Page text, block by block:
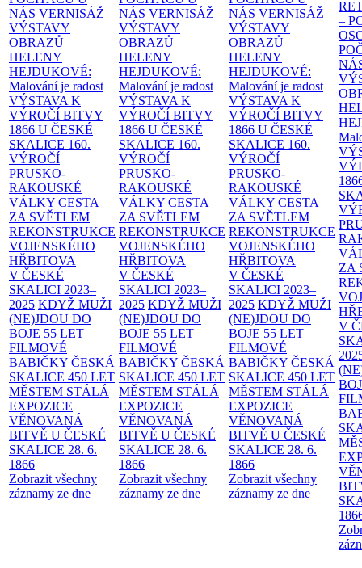
NÁS VERNISÁŽ
VÝSTAVY
OBRAZŮ
HELENY
HEJDUKOVÉ:
Malování je radost
VÝSTAVA K
VÝROČÍ BITVY
1866 U ČESKÉ
SKALICE 160.
VÝROČÍ
PRUSKO-
RAKOUSKÉ
VÁLKY CESTA
ZA SVĚTLEM
REKONSTRUKCE
VOJENSKÉHO
HŘBITOVA
V ČESKÉ
SKALICI 2023–
2025 KDYŽ MUŽI
(NE)JDOU DO
BOJE 55 LET
FILMOVÉ
BABIČKY ČESKÁ
SKALICE 450 LET
MĚSTEM STÁLÁ
EXPOZICE
VĚNOVANÁ
BITVĚ U ČESKÉ
SKALICE 28. 6.
1866
Zobrazit všechny
záznamy ze dne
NÁS VERNISÁŽ
VÝSTAVY
OBRAZŮ
HELENY
HEJDUKOVÉ:
Malování je radost
VÝSTAVA K
VÝROČÍ BITVY
1866 U ČESKÉ
SKALICE 160.
VÝROČÍ
PRUSKO-
RAKOUSKÉ
VÁLKY CESTA
ZA SVĚTLEM
REKONSTRUKCE
VOJENSKÉHO
HŘBITOVA
V ČESKÉ
SKALICI 2023–
2025 KDYŽ MUŽI
(NE)JDOU DO
BOJE 55 LET
FILMOVÉ
BABIČKY ČESKÁ
SKALICE 450 LET
MĚSTEM STÁLÁ
EXPOZICE
VĚNOVANÁ
BITVĚ U ČESKÉ
SKALICE 28. 6.
1866
Zobrazit všechny
záznamy ze dne
NÁS VERNISÁŽ
VÝSTAVY
OBRAZŮ
HELENY
HEJDUKOVÉ:
Malování je radost
VÝSTAVA K
VÝROČÍ BITVY
1866 U ČESKÉ
SKALICE 160.
VÝROČÍ
PRUSKO-
RAKOUSKÉ
VÁLKY CESTA
ZA SVĚTLEM
REKONSTRUKCE
VOJENSKÉHO
HŘBITOVA
V ČESKÉ
SKALICI 2023–
2025 KDYŽ MUŽI
(NE)JDOU DO
BOJE 55 LET
FILMOVÉ
BABIČKY ČESKÁ
SKALICE 450 LET
MĚSTEM STÁLÁ
EXPOZICE
VĚNOVANÁ
BITVĚ U ČESKÉ
SKALICE 28. 6.
1866
Zobrazit všechny
záznamy ze dne
–
ZA
V